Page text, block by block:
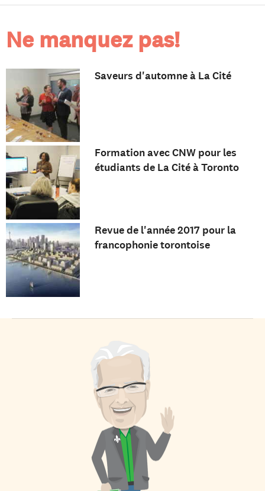
Ne manquez pas!
Saveurs d'automne à La Cité
Formation avec CNW pour les
étudiants de La Cité à Toronto
Revue de l'année 2017 pour la
francophonie torontoise